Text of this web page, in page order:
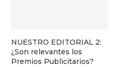
NUESTRO EDITORIAL 2:
¿Son relevantes los
Premios Publicitarios?